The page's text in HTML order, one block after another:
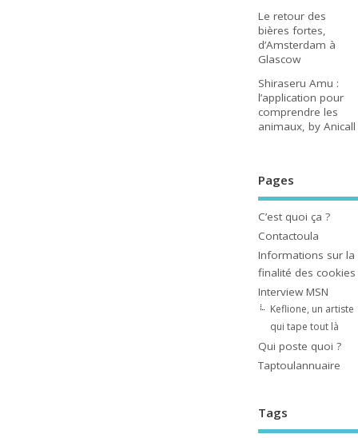
Le retour des
bières fortes,
d’Amsterdam à
Glascow
Shiraseru Amu :
l’application pour
comprendre les
animaux, by Anicall
Pages
C’est quoi ça ?
Contactoula
Informations sur la
finalité des cookies
Interview MSN
Keflione, un artiste
qui tape tout là
Qui poste quoi ?
Taptoulannuaire
Tags